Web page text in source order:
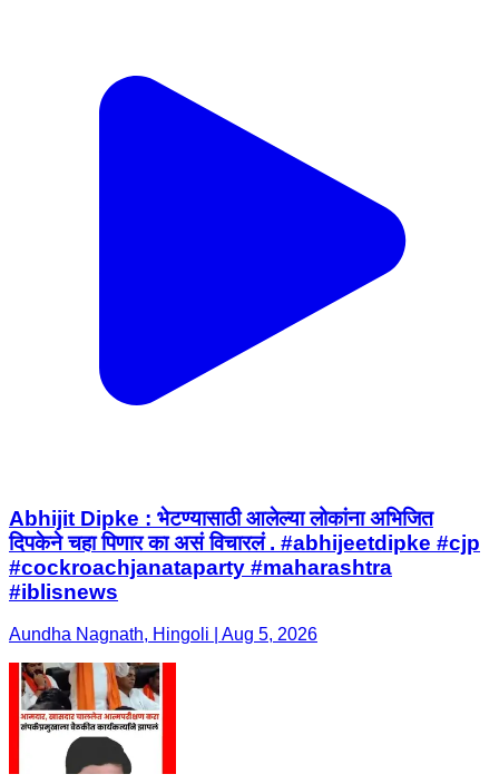
Abhijit Dipke : भेटण्यासाठी आलेल्या लोकांना अभिजित
दिपकेने चहा पिणार का असं विचारलं . #abhijeetdipke #cjp
#cockroachjanataparty #maharashtra
#iblisnews
Aundha Nagnath, Hingoli | Aug 5, 2026